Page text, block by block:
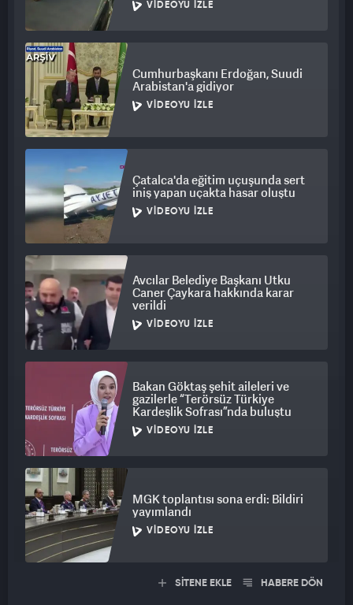
VIDEOYU İZLE
Cumhurbaşkanı Erdoğan, Suudi
Arabistan'a gidiyor
VIDEOYU İZLE
Çatalca'da eğitim uçuşunda sert
iniş yapan uçakta hasar oluştu
VIDEOYU İZLE
Avcılar Belediye Başkanı Utku
Caner Çaykara hakkında karar
verildi
VIDEOYU İZLE
Bakan Göktaş şehit aileleri ve
gazilerle “Terörsüz Türkiye
Kardeşlik Sofrası”nda buluştu
VIDEOYU İZLE
MGK toplantısı sona erdi: Bildiri
yayımlandı
VIDEOYU İZLE
SİTENE EKLE HABERE DÖN